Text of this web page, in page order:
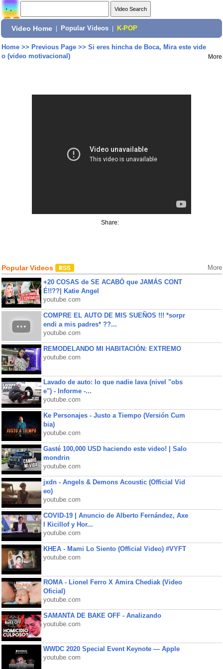
Video Home Popular Videos K-POP
Home>> Previous Page>> Si eres hincha de Boca, Mira este vide
o (video motivacional)
More
Share:
Popular Videos More
+20 COSAS de SE ACABÓ que JAMÁS CONT
É!!??| Katie Angel
youtube.com
COMPRE EL AUTO DE MIS SUEÑOS !!! *sorpr
endi a mis padres* ??...
youtube.com
REMODELANDO MI HABITACIÓN: EXTREMO
youtube.com
Lavado de auto: lo que nadie lava (nivel "obs
e") - Informe -...
youtube.com
Ke Personajes - Justo a Tiempo (Versión Cum
bia)
youtube.com
Gasté 100,000 USD haciendo este video! | Salo
mondrin
youtube.com
jxdn - Angels & Demons Acoustic (Official Vid
eo)
youtube.com
COVID-19 | Anuncio de Alberto Fernández, Axe
l Kicillof y Hor...
youtube.com
KHEA - Mami Lo Siento (Official Video) #VYFT
youtube.com
ROMA - Lionel Ferro X Amira Chediak (Video
Oficial)
youtube.com
SAMANTA DE BAKE OFF - Analizando
youtube.com
WWDC 2020 Special Event Keynote — Apple
youtube.com